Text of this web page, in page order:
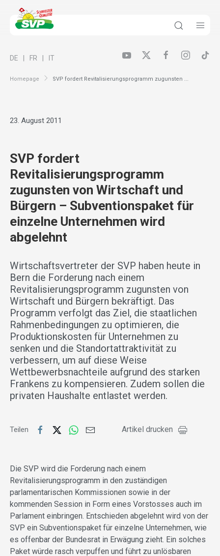
Homepage SVP fordert Revitalisierungsprogramm zugunsten ...
DE FR IT
23. August 2011
SVP fordert
Revitalisierungsprogramm
zugunsten von Wirtschaft und
Bürgern – Subventionspaket für
einzelne Unternehmen wird
abgelehnt
Wirtschaftsvertreter der SVP haben heute in
Bern die Forderung nach einem
Revitalisierungsprogramm zugunsten von
Wirtschaft und Bürgern bekräftigt. Das
Programm verfolgt das Ziel, die staatlichen
Rahmenbedingungen zu optimieren, die
Produktionskosten für Unternehmen zu
senken und die Standortattraktivität zu
verbessern, um auf diese Weise
Wettbewerbsnachteile aufgrund des starken
Frankens zu kompensieren. Zudem sollen die
privaten Haushalte entlastet werden.
Teilen Artikel drucken
Die SVP wird die Forderung nach einem
Revitalisierungsprogramm in den zuständigen
parlamentarischen Kommissionen sowie in der
kommenden Session in Form eines Vorstosses auch im
Parlament einbringen. Entschieden abgelehnt wird von der
SVP ein Subventionspaket für einzelne Unternehmen, wie
es offenbar der Bundesrat in Erwägung zieht. Ein solches
Paket würde rasch verpuffen und führt zu unlösbaren